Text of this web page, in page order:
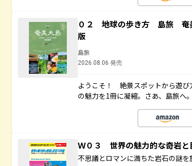
０２ 地球の歩き方 島旅 奄
版
島旅
2026.08.06 発売
ようこそ！ 絶景スポットから遊び
の魅力を1冊に凝縮。さあ、島旅へ。
Ｗ０３ 世界の魅力的な奇岩
不思議とロマンに満ちた岩石の謎